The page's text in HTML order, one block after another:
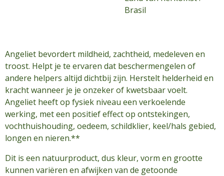
Brasil
Angeliet bevordert mildheid, zachtheid, medeleven en
troost. Helpt je te ervaren dat beschermengelen of
andere helpers altijd dichtbij zijn. Herstelt helderheid en
kracht wanneer je je onzeker of kwetsbaar voelt.
Angeliet heeft op fysiek niveau een verkoelende
werking, met een positief effect op ontstekingen,
vochthuishouding, oedeem, schildklier, keel/hals gebied,
longen en nieren.**
Dit is een natuurproduct, dus kleur, vorm en grootte
kunnen variëren en afwijken van de getoonde